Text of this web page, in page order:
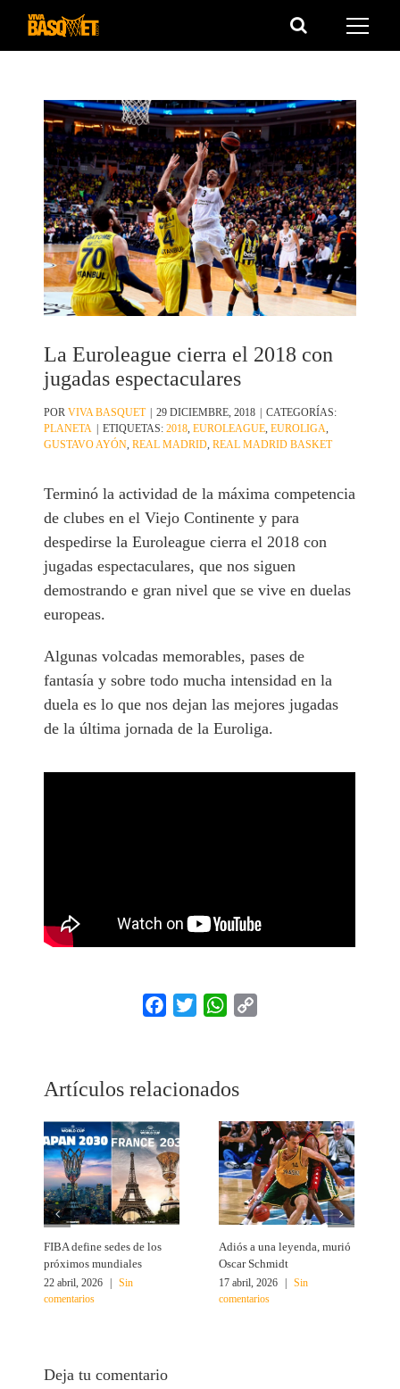
Saltar
La Euroleague cierra el 2018 con
jugadas espectaculares
PORVIVA BASQUET 29 DICIEMBRE, 2018
CATEGORÍAS:
PLANETA
ETIQUETAS:2018,EUROLEAGUE,EUROLIGA,
GUSTAVO AYÓN,REAL MADRID,REAL MADRID BASKET
Terminó la actividad de la máxima competencia
de clubes en el Viejo Continente y para
despedirse la Euroleague cierra el 2018 con
jugadas espectaculares, que nos siguen
demostrando e gran nivel que se vive en duelas
europeas.
Algunas volcadas memorables, pases de
fantasía y sobre todo mucha intensidad en la
duela es lo que nos dejan las mejores jugadas
de la última jornada de la Euroliga.
Facebook
Twitter WhatsApp
Artículos relacionados
FIBA define sedes de los
próximos mundiales
22 abril, 2026
Sin
comentarios
Adiós a una leyenda, murió
Oscar Schmidt
17 abril, 2026
Sin
comentarios
Deja tu comentario